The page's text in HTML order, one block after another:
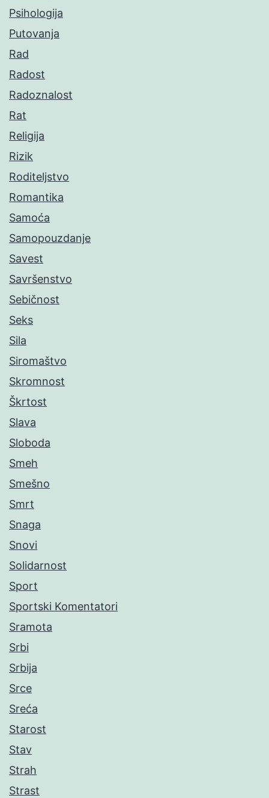
Psihologija
Putovanja
Rad
Radost
Radoznalost
Rat
Religija
Rizik
Roditeljstvo
Romantika
Samoća
Samopouzdanje
Savest
Savršenstvo
Sebičnost
Seks
Sila
Siromaštvo
Skromnost
Škrtost
Slava
Sloboda
Smeh
Smešno
Smrt
Snaga
Snovi
Solidarnost
Sport
Sportski Komentatori
Sramota
Srbi
Srbija
Srce
Sreća
Starost
Stav
Strah
Strast